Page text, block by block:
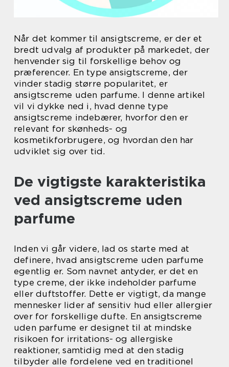
Når det kommer til ansigtscreme, er der et
bredt udvalg af produkter på markedet, der
henvender sig til forskellige behov og
præferencer. En type ansigtscreme, der
vinder stadig større popularitet, er
ansigtscreme uden parfume. I denne artikel
vil vi dykke ned i, hvad denne type
ansigtscreme indebærer, hvorfor den er
relevant for skønheds- og
kosmetikforbrugere, og hvordan den har
udviklet sig over tid.
De vigtigste karakteristika
ved ansigtscreme uden
parfume
Inden vi går videre, lad os starte med at
definere, hvad ansigtscreme uden parfume
egentlig er. Som navnet antyder, er det en
type creme, der ikke indeholder parfume
eller duftstoffer. Dette er vigtigt, da mange
mennesker lider af sensitiv hud eller allergier
over for forskellige dufte. En ansigtscreme
uden parfume er designet til at mindske
risikoen for irritations- og allergiske
reaktioner, samtidig med at den stadig
tilbyder alle fordelene ved en traditionel